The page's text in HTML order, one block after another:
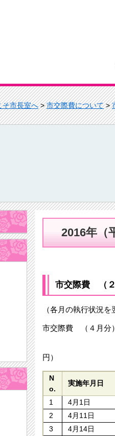
そ市長室へ>市交際費について>
2016年（
市交際費 （２
（各月の執行状況
市交際費 （４月分）
N
o.
実施年月日
1 4月1日
2
4月11日
3
4月14日